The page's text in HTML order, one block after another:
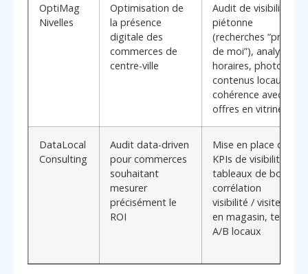
OptiMag
Nivelles
Optimisation de
la présence
digitale des
commerces de
centre-ville
Audit de visibilité
piétonne
(recherches “près
de moi”), analyse
horaires, photos,
contenus locaux,
cohérence avec
offres en vitrine
DataLocal
Consulting
Audit data-driven
pour commerces
souhaitant
mesurer
précisément le
ROI
Mise en place de
KPIs de visibilité,
tableaux de bord,
corrélation
visibilité / visites
en magasin, tests
A/B locaux